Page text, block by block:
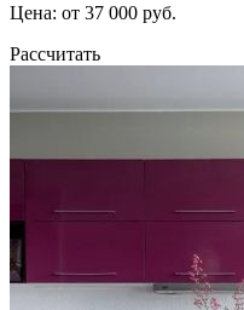
Цена: от 37 000 руб.
Рассчитать